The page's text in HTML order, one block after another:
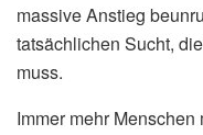
massive Anstieg
tatsächlichen Sucht,
muss.
Immer mehr